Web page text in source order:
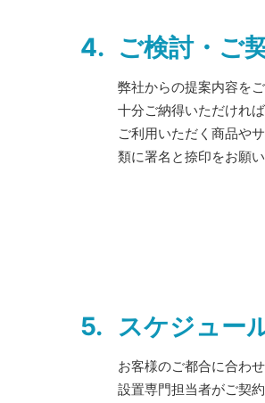
4. ご検討・ご
弊社からの提案内容をご
十分ご納得いただけれ
ご利用いただく商品や
類に署名と捺印をお願い
5. スケジュー
お客様のご都合に合わ
設置専門担当者がご契